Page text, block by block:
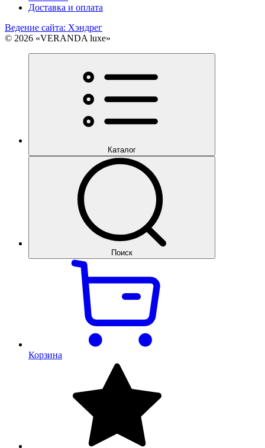
Доставка и оплата
Ведение сайта: Хэндрег
© 2026 «VERANDA luxe»
Каталог
Поиск
Корзина